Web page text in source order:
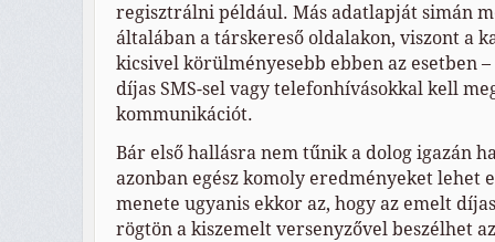
regisztrálni például. Más adatlapját simán
általában a társkereső oldalakon, viszont a
kicsivel körülményesebb ebben az esetben
díjas SMS-sel vagy telefonhívásokkal kell
kommunikációt.
Bár első hallásra nem tűnik a dolog igazán
azonban egész komoly eredményeket lehet
menete ugyanis ekkor az, hogy az emelt
rögtön a kiszemelt versenyzővel beszélhet